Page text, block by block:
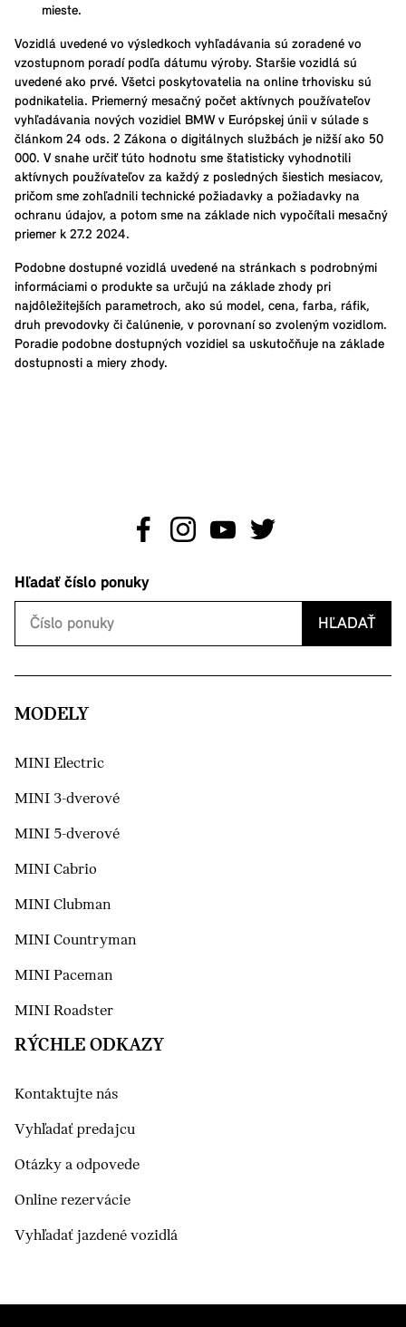
mieste.
Vozidlá uvedené vo výsledkoch vyhľadávania sú zoradené vo
vzostupnom poradí podľa dátumu výroby. Staršie vozidlá sú
uvedené ako prvé. Všetci poskytovatelia na online trhovisku sú
podnikatelia. Priemerný mesačný počet aktívnych používateľov
vyhľadávania nových vozidiel BMW v Európskej únii v súlade s
článkom 24 ods. 2 Zákona o digitálnych službách je nižší ako 50
000. V snahe určiť túto hodnotu sme štatisticky vyhodnotili
aktívnych používateľov za každý z posledných šiestich mesiacov,
pričom sme zohľadnili technické požiadavky a požiadavky na
ochranu údajov, a potom sme na základe nich vypočítali mesačný
priemer k 27.2 2024.
Podobne dostupné vozidlá uvedené na stránkach s podrobnými
informáciami o produkte sa určujú na základe zhody pri
najdôležitejších parametroch, ako sú model, cena, farba, ráfik,
druh prevodovky či čalúnenie, v porovnaní so zvoleným vozidlom.
Poradie podobne dostupných vozidiel sa uskutočňuje na základe
dostupnosti a miery zhody.
Hľadať číslo ponuky
HĽADAŤ
MODELY
MINI Electric
MINI 3-dverové
MINI 5-dverové
MINI Cabrio
MINI Clubman
MINI Countryman
MINI Paceman
MINI Roadster
RÝCHLE ODKAZY
Kontaktujte nás
Vyhľadať predajcu
Otázky a odpovede
Online rezervácie
Vyhľadať jazdené vozidlá